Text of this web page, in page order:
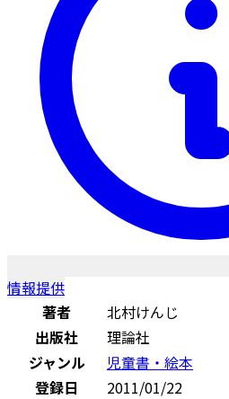
情報提供
著者
北村けんじ
出版社
理論社
ジャンル
児童書・絵本
登録日
2011/01/22